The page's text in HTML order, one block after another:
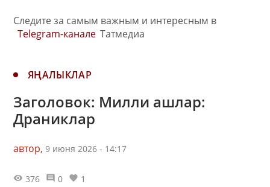
Следите за самым важным и интересным в
Telegram-канале Татмедиа
ЯҢАЛЫКЛАР
Заголовок: Милли ашлар:
Драниклар
автор, 9 июня 2026 - 14:17
376 0 1